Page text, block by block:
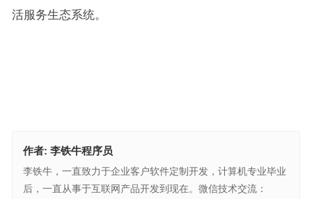
活服务生态系统。
作者: 李铁牛程序员
李铁牛，一直致力于企业客户软件定制开发，计算机专业毕业
后，一直从事于互联网产品开发到现在。微信技术交流：